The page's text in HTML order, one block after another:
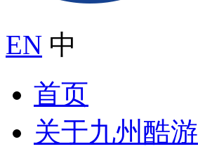
EN 中
首页
关于九州酷游